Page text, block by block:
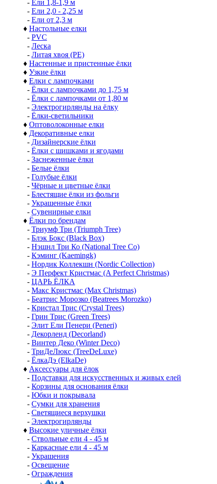
- Ели 1,8-1,9 м
- Ели 2,0 - 2,25 м
- Ели от 2,3 м
♦ Настольные елки
- PVC
- Леска
- Литая хвоя (РЕ)
♦ Настенные и пристенные ёлки
♦ Узкие ёлки
♦ Елки с лампочками
- Ёлки с лампочками до 1,75 м
- Ёлки с лампочками от 1,80 м
- Электрогирлянды на ёлку
- Ёлки-светильники
♦ Оптоволоконные елки
♦ Декоративные елки
- Дизайнерские ёлки
- Ёлки с шишками и ягодами
- Заснеженные ёлки
- Белые ёлки
- Голубые ёлки
- Чёрные и цветные ёлки
- Блестящие ёлки из фольги
- Украшенные ёлки
- Сувенирные елки
♦ Ёлки по брендам
- Триумф Три (Triumph Tree)
- Блэк Бокс (Black Box)
- Нэшнл Три Ко (National Tree Co)
- Кэминг (Kaemingk)
- Нордик Коллекшн (Nordic Collection)
- Э Перфект Кристмас (A Perfect Christmas)
- ЦАРЬ ЁЛКА
- Макс Кристмас (Max Christmas)
- Беатрис Морозко (Beatrees Morozko)
- Кристал Трис (Crystal Trees)
- Грин Трис (Green Trees)
- Элит Ели Пенери (Peneri)
- Декорленд (Decorland)
- Винтер Деко (Winter Deco)
- ТриДеЛюкс (TreeDeLuxe)
- ЁлкаДэ (ElkaDe)
♦ Аксессуары для ёлок
- Подставки для искусственных и живых елей
- Корзины для основания ёлки
- Юбки и покрывала
- Сумки для хранения
- Светящиеся верхушки
- Электрогирлянды
♦ Высокие уличные ёлки
- Ствольные ели 4 - 45 м
- Каркасные ели 4 - 45 м
- Украшения
- Освещение
- Ограждения